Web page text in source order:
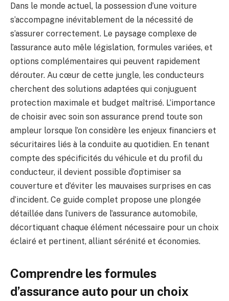
Dans le monde actuel, la possession d’une voiture
s’accompagne inévitablement de la nécessité de
s’assurer correctement. Le paysage complexe de
l’assurance auto mêle législation, formules variées, et
options complémentaires qui peuvent rapidement
dérouter. Au cœur de cette jungle, les conducteurs
cherchent des solutions adaptées qui conjuguent
protection maximale et budget maîtrisé. L’importance
de choisir avec soin son assurance prend toute son
ampleur lorsque l’on considère les enjeux financiers et
sécuritaires liés à la conduite au quotidien. En tenant
compte des spécificités du véhicule et du profil du
conducteur, il devient possible d’optimiser sa
couverture et d’éviter les mauvaises surprises en cas
d’incident. Ce guide complet propose une plongée
détaillée dans l’univers de l’assurance automobile,
décortiquant chaque élément nécessaire pour un choix
éclairé et pertinent, alliant sérénité et économies.
Comprendre les formules
d’assurance auto pour un choix